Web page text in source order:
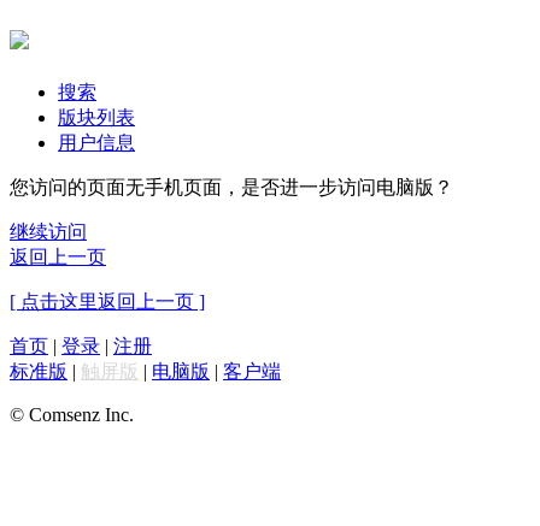
搜索
版块列表
用户信息
您访问的页面无手机页面，是否进一步访问电脑版？
继续访问
返回上一页
[ 点击这里返回上一页 ]
首页 | 登录 | 注册
标准版 | 触屏版 | 电脑版 | 客户端
© Comsenz Inc.